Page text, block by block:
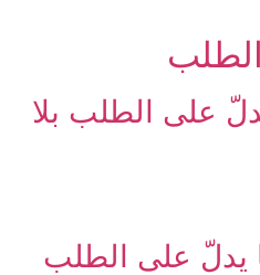
الطلب‏
على الطلب بلا
يدلّ على الطلب